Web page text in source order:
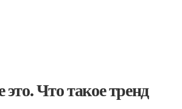
Что такое тренд